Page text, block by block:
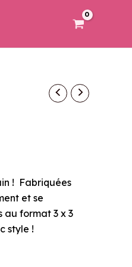
! Fabriquées
et se
au format 3 x 3
style !